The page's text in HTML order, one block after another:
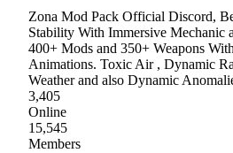
Zona Mod Pack Official Discord,
Stability With Immersive Mechanic
400+ Mods and 350+ Weapons
Animations. Toxic Air , Dynamic
Weather and also Dynamic
3,405
Online
15,545
Members